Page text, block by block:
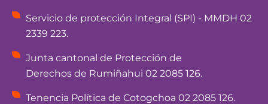
Servicio de protección Integral (SPI) - MMDH 02
2339 223.
Junta cantonal de Protección de
Derechos de Rumiñahui 02 2085 126.
Tenencia Política de Cotogchoa 02 2085 126.